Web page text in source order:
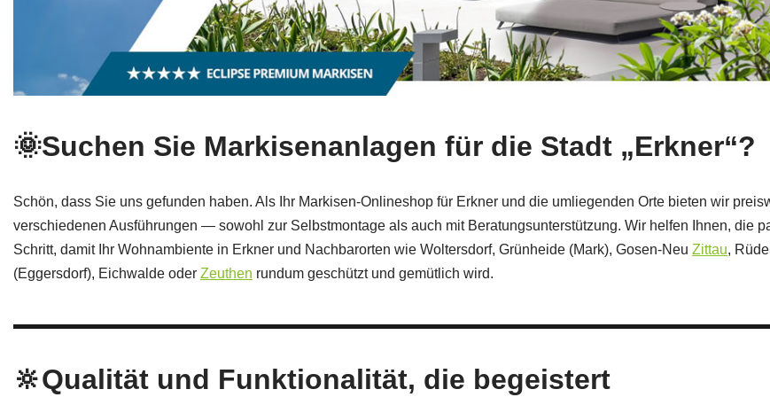
🌞Suchen Sie Markisenanlagen für die Stadt „Erkner“?
Schön, dass Sie uns gefunden haben. Als Ihr Markisen-Onlineshop für Erkner und die umliegenden Orte bieten wir
verschiedenen Ausführungen — sowohl zur Selbstmontage als auch mit Beratungsunterstützung. Wir helfen Ihnen, die
Schritt, damit Ihr Wohnambiente in Erkner und Nachbarorten wie Woltersdorf, Grünheide (Mark), Gosen‑Neu Zittau,
(Eggersdorf), Eichwalde oder Zeuthen rundum geschützt und gemütlich wird.
🔆Qualität und Funktionalität, die begeistert